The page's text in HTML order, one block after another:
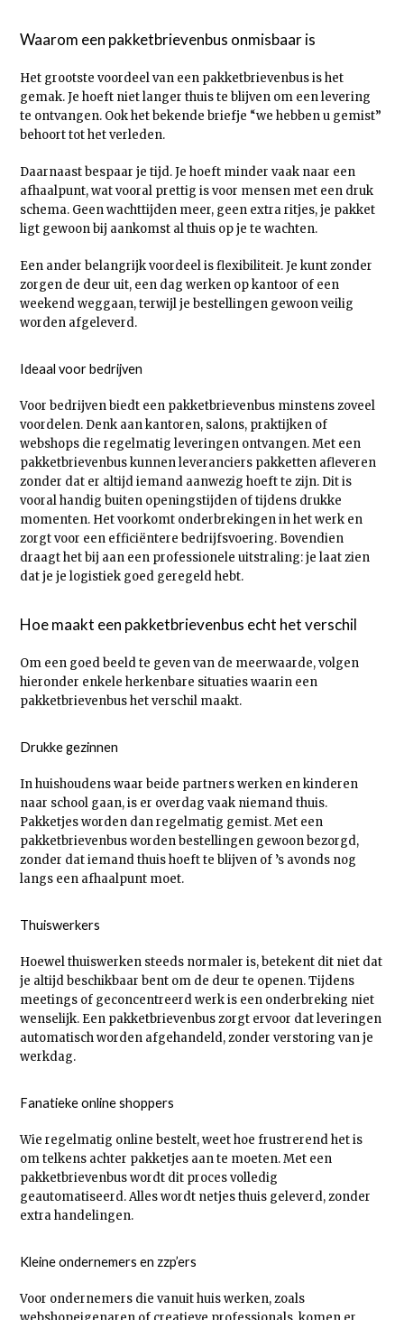
Waarom een pakketbrievenbus onmisbaar is
Het grootste voordeel van een pakketbrievenbus is het
gemak. Je hoeft niet langer thuis te blijven om een levering
te ontvangen. Ook het bekende briefje “we hebben u gemist”
behoort tot het verleden.
Daarnaast bespaar je tijd. Je hoeft minder vaak naar een
afhaalpunt, wat vooral prettig is voor mensen met een druk
schema. Geen wachttijden meer, geen extra ritjes, je pakket
ligt gewoon bij aankomst al thuis op je te wachten.
Een ander belangrijk voordeel is flexibiliteit. Je kunt zonder
zorgen de deur uit, een dag werken op kantoor of een
weekend weggaan, terwijl je bestellingen gewoon veilig
worden afgeleverd.
Ideaal voor bedrijven
Voor bedrijven biedt een pakketbrievenbus minstens zoveel
voordelen. Denk aan kantoren, salons, praktijken of
webshops die regelmatig leveringen ontvangen. Met een
pakketbrievenbus kunnen leveranciers pakketten afleveren
zonder dat er altijd iemand aanwezig hoeft te zijn. Dit is
vooral handig buiten openingstijden of tijdens drukke
momenten. Het voorkomt onderbrekingen in het werk en
zorgt voor een efficiëntere bedrijfsvoering. Bovendien
draagt het bij aan een professionele uitstraling: je laat zien
dat je je logistiek goed geregeld hebt.
Hoe maakt een pakketbrievenbus echt het verschil
Om een goed beeld te geven van de meerwaarde, volgen
hieronder enkele herkenbare situaties waarin een
pakketbrievenbus het verschil maakt.
Drukke gezinnen
In huishoudens waar beide partners werken en kinderen
naar school gaan, is er overdag vaak niemand thuis.
Pakketjes worden dan regelmatig gemist. Met een
pakketbrievenbus worden bestellingen gewoon bezorgd,
zonder dat iemand thuis hoeft te blijven of ’s avonds nog
langs een afhaalpunt moet.
Thuiswerkers
Hoewel thuiswerken steeds normaler is, betekent dit niet dat
je altijd beschikbaar bent om de deur te openen. Tijdens
meetings of geconcentreerd werk is een onderbreking niet
wenselijk. Een pakketbrievenbus zorgt ervoor dat leveringen
automatisch worden afgehandeld, zonder verstoring van je
werkdag.
Fanatieke online shoppers
Wie regelmatig online bestelt, weet hoe frustrerend het is
om telkens achter pakketjes aan te moeten. Met een
pakketbrievenbus wordt dit proces volledig
geautomatiseerd. Alles wordt netjes thuis geleverd, zonder
extra handelingen.
Kleine ondernemers en zzp’ers
Voor ondernemers die vanuit huis werken, zoals